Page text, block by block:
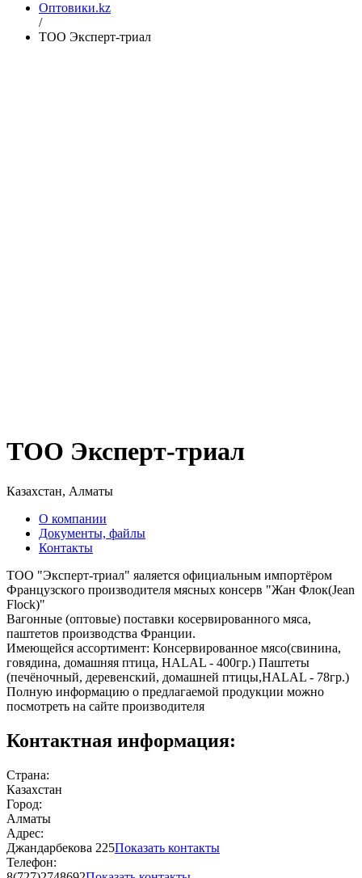
Оптовики.kz
/
ТОО Эксперт-триал
ТОО Эксперт-триал
Казахстан, Алматы
О компании
Документы, файлы
Контакты
ТОО "Эксперт-триал" яаляется официальным импортёром
Французского производителя мясных консерв "Жан Флок(Jean
Flock)"
Вагонные (оптовые) поставки косервированного мяса,
паштетов производства Франции.
Имеющейся ассортимент: Консервированное мясо(свинина,
говядина, домашняя птица, HALAL - 400гр.) Паштеты
(печёночный, деревенский, домашней птицы,HALAL - 78гр.)
Полную информацию о предлагаемой продукции можно
посмотреть на сайте производителя
Контактная информация:
Страна:
Казахстан
Город:
Алматы
Адрес:
Джандарбекова 225Показать контакты
Телефон: